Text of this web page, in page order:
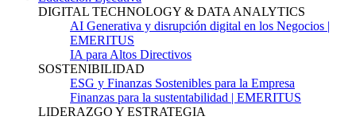
DIGITAL TECHNOLOGY & DATA ANALYTICS
AI Generativa y disrupción digital en los Negocios |
EMERITUS
IA para Altos Directivos
SOSTENIBILIDAD
ESG y Finanzas Sostenibles para la Empresa
Finanzas para la sustentabilidad | EMERITUS
LIDERAZGO Y ESTRATEGIA